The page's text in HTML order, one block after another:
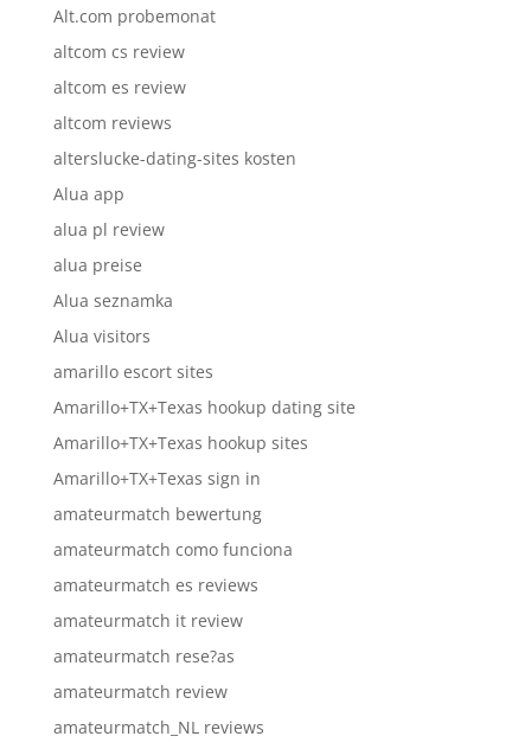
Alt.com probemonat
altcom cs review
altcom es review
altcom reviews
alterslucke-dating-sites kosten
Alua app
alua pl review
alua preise
Alua seznamka
Alua visitors
amarillo escort sites
Amarillo+TX+Texas hookup dating site
Amarillo+TX+Texas hookup sites
Amarillo+TX+Texas sign in
amateurmatch bewertung
amateurmatch como funciona
amateurmatch es reviews
amateurmatch it review
amateurmatch rese?as
amateurmatch review
amateurmatch_NL reviews